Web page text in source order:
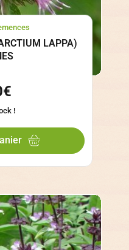
LAPPA)
€
!